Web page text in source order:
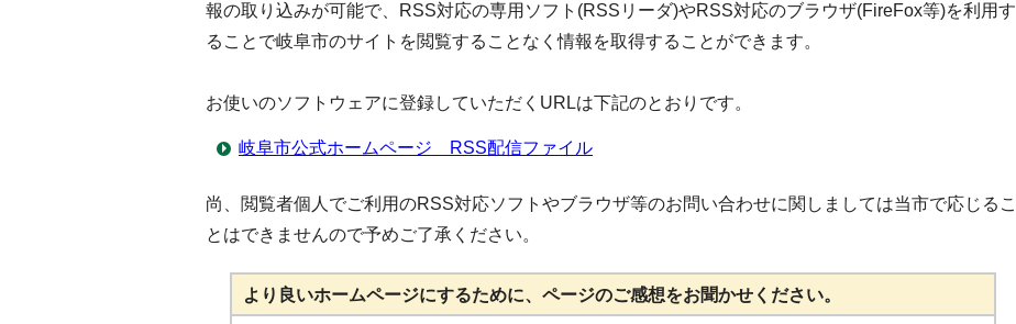
報の取り込みが可能で、RSS対応の専用ソフト(RSSリーダ)やRSS対応のブラウザ(FireFox等)を利用す
ることで岐阜市のサイトを閲覧することなく情報を取得することができます。
お使いのソフトウェアに登録していただくURLは下記のとおりです。
岐阜市公式ホームページ RSS配信ファイル
尚、閲覧者個人でご利用のRSS対応ソフトやブラウザ等のお問い合わせに関しましては当市で応じるこ
とはできませんので予めご了承ください。
より良いホームページにするために、ページのご感想をお聞かせください。